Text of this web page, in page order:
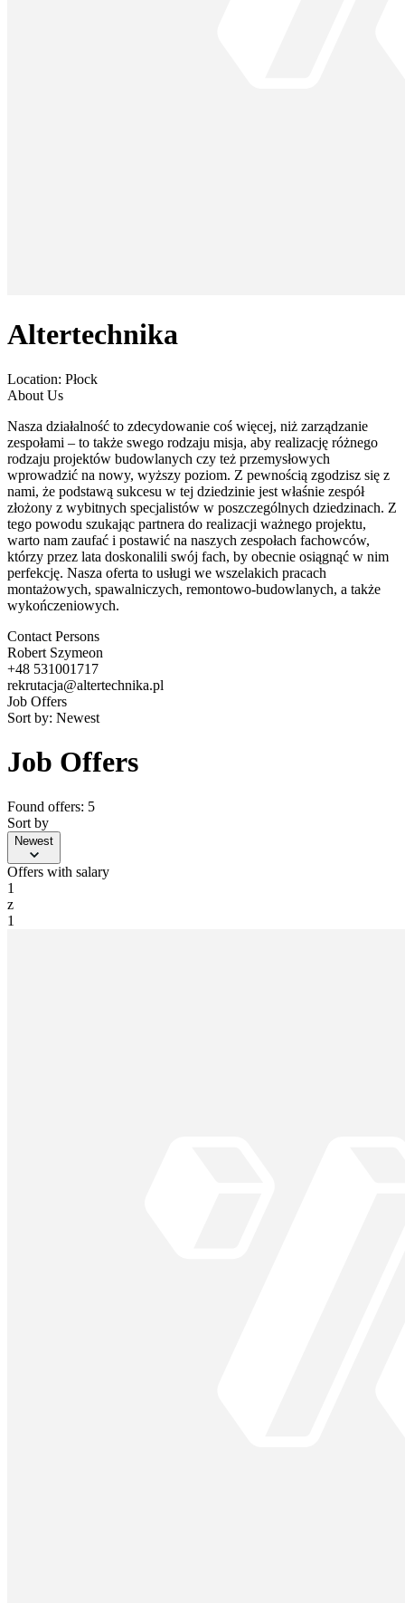
Altertechnika
Location: Płock
About Us
Nasza działalność to zdecydowanie coś więcej, niż zarządzanie
zespołami – to także swego rodzaju misja, aby realizację różnego
rodzaju projektów budowlanych czy też przemysłowych
wprowadzić na nowy, wyższy poziom. Z pewnością zgodzisz się z
nami, że podstawą sukcesu w tej dziedzinie jest właśnie zespół
złożony z wybitnych specjalistów w poszczególnych dziedzinach. Z
tego powodu szukając partnera do realizacji ważnego projektu,
warto nam zaufać i postawić na naszych zespołach fachowców,
którzy przez lata doskonalili swój fach, by obecnie osiągnąć w nim
perfekcję. Nasza oferta to usługi we wszelakich pracach
montażowych, spawalniczych, remontowo-budowlanych, a także
wykończeniowych.
Contact Persons
Robert Szymeon
+48 531001717
rekrutacja@altertechnika.pl
Job Offers
Sort by: Newest
Job Offers
Found offers: 5
Sort by
Newest
Offers with salary
1
z
1